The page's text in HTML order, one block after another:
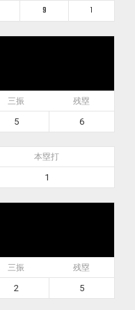
9 1
三振 残塁
5 6
本塁打
1
三振 残塁
2 5